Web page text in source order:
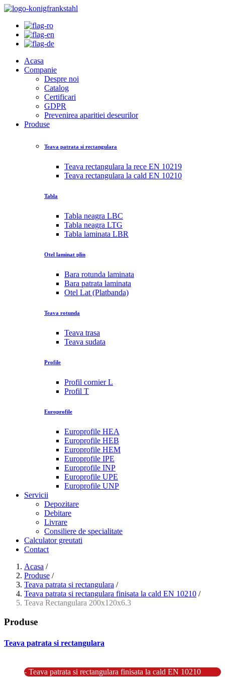
Acasa
Companie
Despre noi
Catalog
Certificari
GDPR
Prevenirea aparitiei deseurilor
Produse
Teava patrata si rectangulara
Teava rectangulara la rece EN 10219
Teava rectangulara la cald EN 10210
Tabla
Tabla neagra LBC
Tabla neagra LTG
Tabla laminata LBR
Otel laminat plin
Bara rotunda laminata
Bara patrata laminata
Otel Lat (Platbanda)
Teava rotunda
Teava trasa
Teava sudata
Profile
Profil cornier L
Profil T
Europrofile
Europrofile HEA
Europrofile HEB
Europrofile HEM
Europrofile IPE
Europrofile INP
Europrofile UPE
Europrofile UNP
Servicii
Depozitare
Debitare
Livrare
Consiliere de specialitate
Calculator greutati
Contact
Acasa /
Produse /
Teava patrata si rectangulara /
Teava patrata si rectangulara finisata la cald EN 10210 /
Teava Rectangulara 200x120x6.3
Produse
Teava patrata si rectangulara
- Teava patrata si rectangulara finisata la cald EN 10210